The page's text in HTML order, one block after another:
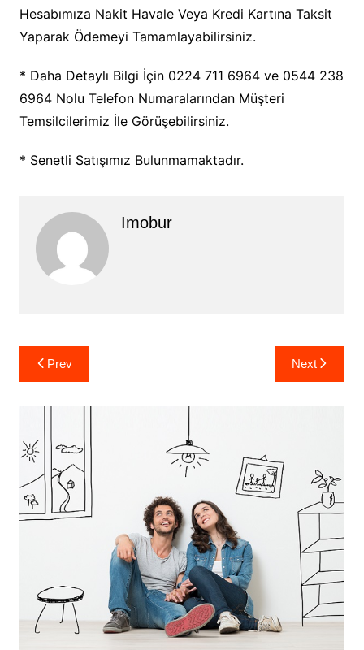
Hesabımıza Nakit Havale Veya Kredi Kartına Taksit
Yaparak Ödemeyi Tamamlayabilirsiniz.
* Daha Detaylı Bilgi İçin 0224 711 6964 ve 0544 238
6964 Nolu Telefon Numaralarından Müşteri
Temsilcilerimiz İle Görüşebilirsiniz.
* Senetli Satışımız Bulunmamaktadır.
Imobur
Yazı
gezinmesi
Prev Next